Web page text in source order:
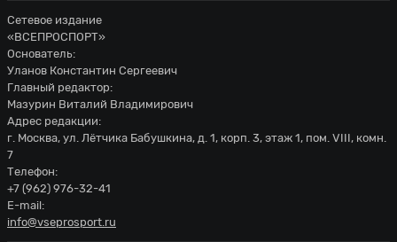
Сетевое издание
«ВСЕПРОСПОРТ»
Основатель:
Уланов Константин Сергеевич
Главный редактор:
Мазурин Виталий Владимирович
Адрес редакции:
г. Москва, ул. Лётчика Бабушкина, д. 1, корп. 3, этаж 1, пом. VIII, комн.
7
Телефон:
+7 (962) 976-32-41
E-mail:
info@vseprosport.ru